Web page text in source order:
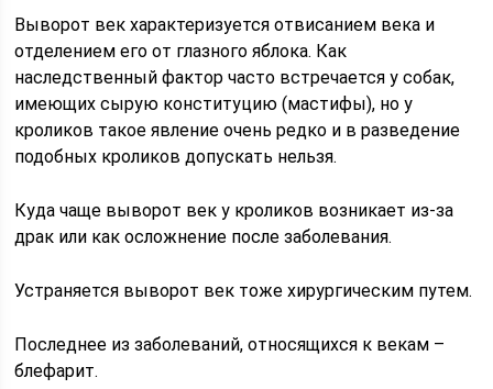
Выворот век характеризуется отвисанием века и
отделением его от глазного яблока. Как
наследственный фактор часто встречается у собак,
имеющих сырую конституцию (мастифы), но у
кроликов такое явление очень редко и в разведение
подобных кроликов допускать нельзя.
Куда чаще выворот век у кроликов возникает из-за
драк или как осложнение после заболевания.
Устраняется выворот век тоже хирургическим путем.
Последнее из заболеваний, относящихся к векам –
блефарит.